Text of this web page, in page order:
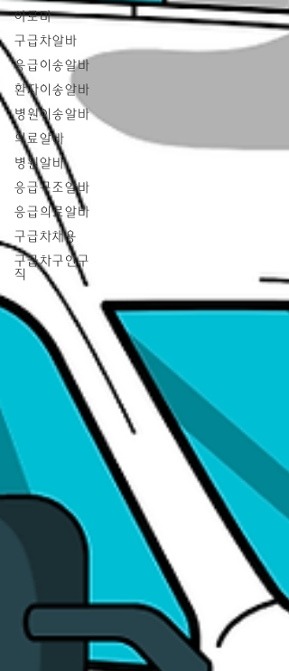
아로마
구급차알바
응급이송알바
환자이송알바
병원이송알바
의료알바
병원알바
응급구조알바
응급의료알바
구급차채용
구급차구인구
직